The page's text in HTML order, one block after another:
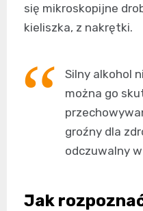
się mikroskopijne
kieliszka, z nakrętki.
Silny alkohol
można go
groźny dla
odczuwalny
Jak